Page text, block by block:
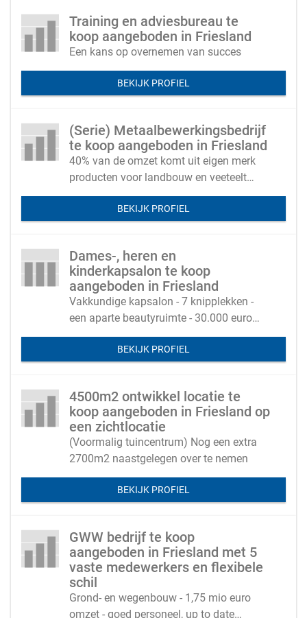
Training en adviesbureau te
koop aangeboden in Friesland
Een kans op overnemen van succes
BEKIJK PROFIEL
(Serie) Metaalbewerkingsbedrijf
te koop aangeboden in Friesland
40% van de omzet komt uit eigen merk
producten voor landbouw en veeteelt
(export mogelijkheden naar Duitsland)
BEKIJK PROFIEL
Dames-, heren en
kinderkapsalon te koop
aangeboden in Friesland
Vakkundige kapsalon - 7 knipplekken -
een aparte beautyruimte - 30.000 euro
overnamesom
BEKIJK PROFIEL
4500m2 ontwikkel locatie te
koop aangeboden in Friesland op
een zichtlocatie
(Voormalig tuincentrum) Nog een extra
2700m2 naastgelegen over te nemen
BEKIJK PROFIEL
GWW bedrijf te koop
aangeboden in Friesland met 5
vaste medewerkers en flexibele
schil
Grond- en wegenbouw - 1,75 mio euro
omzet - goed personeel, up to date